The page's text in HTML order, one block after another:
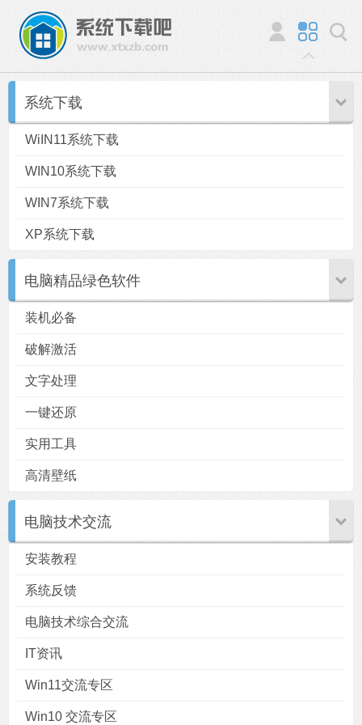
系统下载
WiIN11系统下载
WIN10系统下载
WIN7系统下载
XP系统下载
电脑精品绿色软件
装机必备
破解激活
文字处理
一键还原
实用工具
高清壁纸
电脑技术交流
安装教程
系统反馈
电脑技术综合交流
IT资讯
Win11交流专区
Win10 交流专区